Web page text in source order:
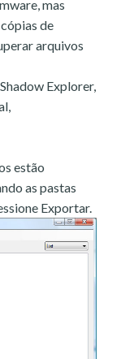
mas
de
arquivos
Explorer,
estão
as pastas
Exportar.